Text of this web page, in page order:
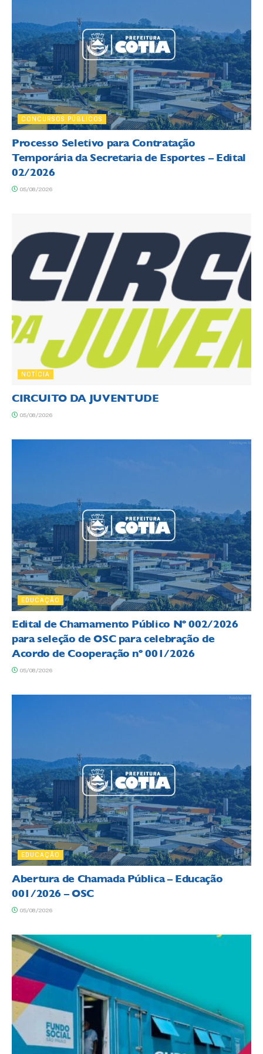
CONCURSOS PÚBLICOS
Processo Seletivo para Contratação
Temporária da Secretaria de Esportes – Edital
02/2026
05/08/2026
NOTÍCIA
CIRCUITO DA JUVENTUDE
05/08/2026
EDUCAÇÃO
Edital de Chamamento Público Nº 002/2026
para seleção de OSC para celebração de
Acordo de Cooperação nº 001/2026
05/08/2026
EDUCAÇÃO
Abertura de Chamada Pública – Educação
001/2026 – OSC
05/08/2026